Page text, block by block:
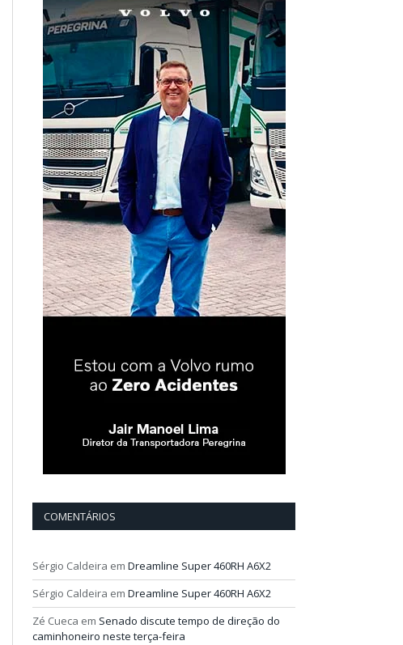
COMENTÁRIOS
Sérgio Caldeira em Dreamline Super 460RH A6X2
Sérgio Caldeira em Dreamline Super 460RH A6X2
Zé Cueca em Senado discute tempo de direção do
caminhoneiro neste terça-feira